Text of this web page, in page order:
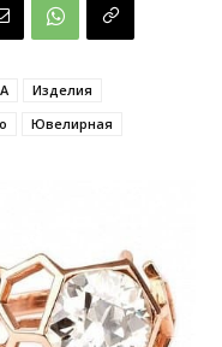
Изделия
Ювелирная